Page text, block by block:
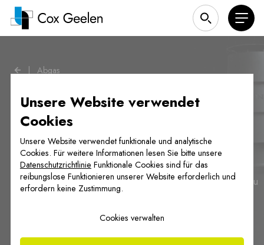
Abgas
Abgassysteme
Cox Geelen entwickelt und fertigt Abgassysteme für Neubau
und Renovierung, für Einfamilienhäuser und mehrstöckige
Unsere Website verwendet
Cookies
Unsere Website verwendet funktionale und analytische
Cookies. Für weitere Informationen lesen Sie bitte unsere
Datenschutzrichtlinie Funktionale Cookies sind für das
reibungslose Funktionieren unserer Website erforderlich und
erfordern keine Zustimmung.
Cookies verwalten